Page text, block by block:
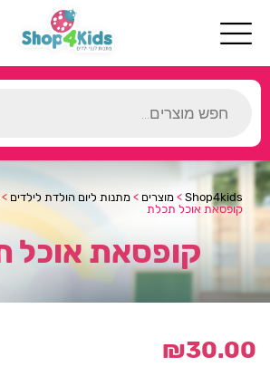
search
Shop4kids
> מוצרים > מתנות ליום הולדת לילדים >
קופסאת אוכל תכלת
קופסאת אוכל
₪30.00